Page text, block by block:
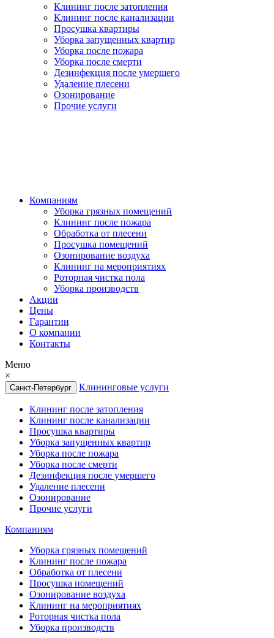
Клининг после затопления
Клининг после канализации
Просушка квартиры
Уборка запущенных квартир
Уборка после пожара
Уборка после смерти
Дезинфекция после умершего
Удаление плесени
Озонирование
Прочие услуги
Компаниям
Уборка грязных помещений
Клининг после пожара
Обработка от плесени
Просушка помещений
Озонирование воздуха
Клининг на мероприятиях
Роторная чистка пола
Уборка производств
Акции
Цены
Гарантии
О компании
Контакты
Меню
×
Санкт-Петербург Клининговые услуги
Клининг после затопления
Клининг после канализации
Просушка квартиры
Уборка запущенных квартир
Уборка после пожара
Уборка после смерти
Дезинфекция после умершего
Удаление плесени
Озонирование
Прочие услуги
Компаниям
Уборка грязных помещений
Клининг после пожара
Обработка от плесени
Просушка помещений
Озонирование воздуха
Клининг на мероприятиях
Роторная чистка пола
Уборка производств